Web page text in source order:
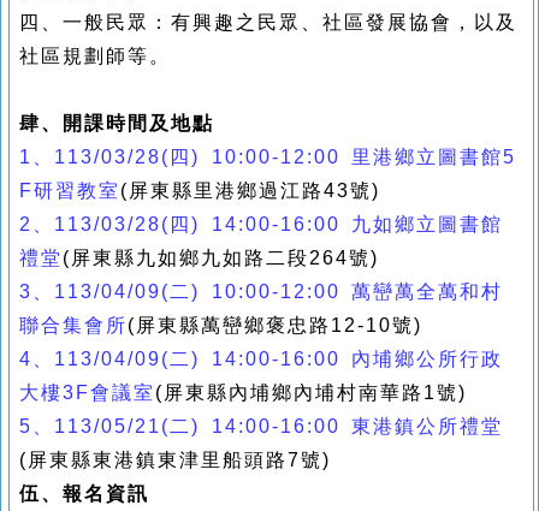
四、一般民眾：有興趣之民眾、社區發展協會，以及
社區規劃師等。
肆、開課時間及地點
1、113/03/28(四) 10:00-12:00 里港鄉立圖書館5
F研習教室 (屏東縣里港鄉過江路43號)
2、113/03/28(四) 14:00-16:00 九如鄉立圖書館
禮堂 (屏東縣九如鄉九如路二段264號)
3、113/04/09(二) 10:00-12:00 萬巒萬全萬和村
聯合集會所( 屏東縣萬巒鄉褒忠路12-10號)
4、113/04/09(二) 14:00-16:00 內埔鄉公所行政
大樓3F會議室 (屏東縣內埔鄉內埔村南華路1號)
5、113/05/21(二) 14:00-16:00 東港鎮公所禮堂
( 屏東縣東港鎮東津里船頭路7號)
伍、報名資訊